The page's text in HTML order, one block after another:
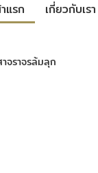
แรก เกี่ยวกับเรา
จราจรล้มลุก